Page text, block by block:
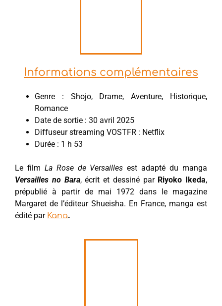
Informations complémentaires
Genre : Shojo, Drame, Aventure, Historique,
Romance
Date de sortie : 30 avril 2025
Diffuseur streaming VOSTFR : Netflix
Durée : 1 h 53
Le film La Rose de Versailles est adapté du manga
Versailles no Bara, écrit et dessiné par Riyoko Ikeda,
prépublié à partir de mai 1972 dans le magazine
Margaret de l’éditeur Shueisha. En France, manga est
édité par Kana.